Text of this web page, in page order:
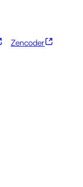
Intégrations
vos médias
Zencoder